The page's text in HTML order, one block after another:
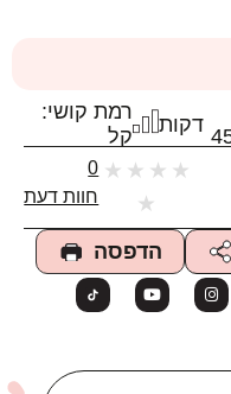
דקות
רמת קושי:
קל
★
★
★
★
★
0
חוות דעת
הדפסה